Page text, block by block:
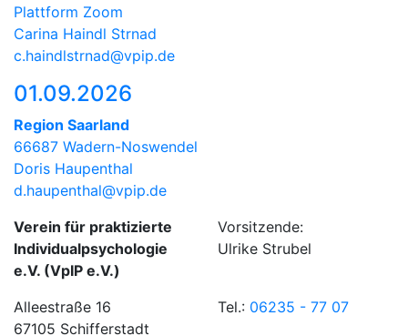
Plattform Zoom
Carina Haindl Strnad
c.haindlstrnad@vpip.de
01.09.2026
Region Saarland
66687 Wadern-Noswendel
Doris Haupenthal
d.haupenthal@vpip.de
Verein für praktizierte
Individualpsychologie
e.V. (VpIP e.V.)
Vorsitzende:
Ulrike Strubel
Alleestraße 16
67105 Schifferstadt
Tel.: 06235 - 77 07